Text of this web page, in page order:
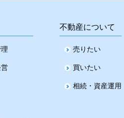
不動産について
売りたい
買いたい
相続・資産運用